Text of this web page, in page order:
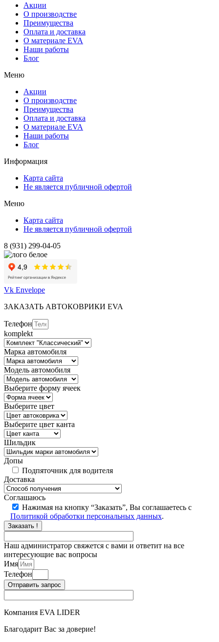
Акции
О производстве
Преимущества
Оплата и доставка
О материале EVA
Наши работы
Блог
Меню
Акции
О производстве
Преимущества
Оплата и доставка
О материале EVA
Наши работы
Блог
Информация
Карта сайта
Не является публичной офертой
Меню
Карта сайта
Не является публичной офертой
8 (931) 299-04-05
Vk Envelope
ЗАКАЗАТЬ АВТОКОВРИКИ EVA
Телефон
komplekt
Марка автомобиля
Модель автомобиля
Выберите форму ячеек
Выберите цвет
Выберите цвет канта
Шильдик
Допы
Подпяточник для водителя
Доставка
Соглашаюсь
Нажимая на кнопку “Заказать”, Вы соглашаетесь с
Политикой обработки персональных данных.
Заказать !
Наш администратор свяжется с вами и ответит на все
интересующие вас вопросы
Имя
Телефон
Отправить запрос
Компания EVA LIDER
Благодарит Вас за доверие!